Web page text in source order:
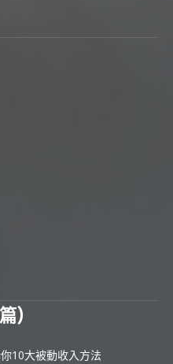
)
10大被動收入方法